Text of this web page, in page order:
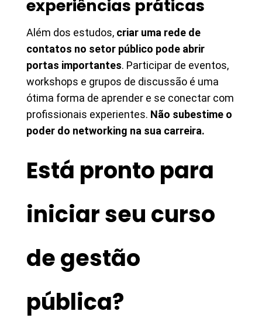
experiências práticas
Além dos estudos, criar uma rede de
contatos no setor público pode abrir
portas importantes. Participar de eventos,
workshops e grupos de discussão é uma
ótima forma de aprender e se conectar com
profissionais experientes. Não subestime o
poder do networking na sua carreira.
Está pronto para
iniciar seu curso
de gestão
pública?